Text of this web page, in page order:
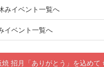
みイベント一覧へ
イベント一覧へ
焼 招月「ありがとう」を込め